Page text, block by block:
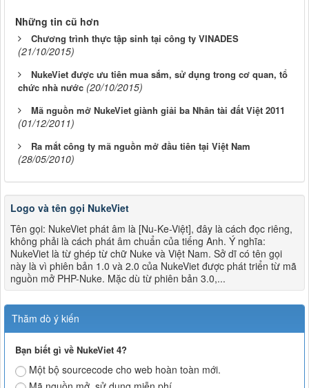
Những tin cũ hơn
Chương trình thực tập sinh tại công ty VINADES
(21/10/2015)
NukeViet được ưu tiên mua sắm, sử dụng trong cơ quan, tổ
chức nhà nước (20/10/2015)
Mã nguồn mở NukeViet giành giải ba Nhân tài đất Việt 2011
(01/12/2011)
Ra mắt công ty mã nguồn mở đầu tiên tại Việt Nam
(28/05/2010)
Logo và tên gọi NukeViet
Tên gọi: NukeViet phát âm là [Nu-Ke-Việt], đây là cách đọc riêng,
không phải là cách phát âm chuẩn của tiếng Anh. Ý nghĩa:
NukeViet là từ ghép từ chữ Nuke và Việt Nam. Sở dĩ có tên gọi
này là vì phiên bản 1.0 và 2.0 của NukeViet được phát triển từ mã
nguồn mở PHP-Nuke. Mặc dù từ phiên bản 3.0,...
Thăm dò ý kiến
Bạn biết gì về NukeViet 4?
Một bộ sourcecode cho web hoàn toàn mới.